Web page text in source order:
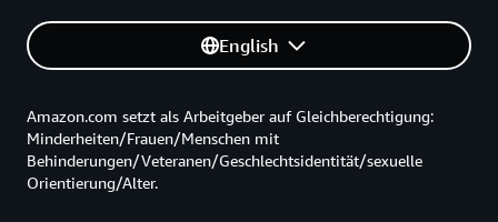
English
Amazon.com setzt als Arbeitgeber auf Gleichberechtigung:
Minderheiten/Frauen/Menschen mit
Behinderungen/Veteranen/Geschlechtsidentität/sexuelle
Orientierung/Alter.